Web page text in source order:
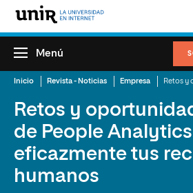
Menú
Inicio Revista - Noticias Empresa
Retos y
de People
eficazmente tus
humanos